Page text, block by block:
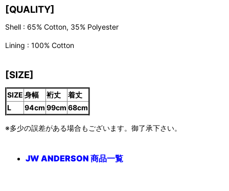
[QUALITY]
Shell : 65% Cotton, 35% Polyester
Lining : 100% Cotton
[SIZE]
SIZE 身幅 裄丈
着丈
L
94cm 99cm 68cm
※多少の誤差がある場合もございます。御了承下さい。
JW ANDERSON 商品一覧